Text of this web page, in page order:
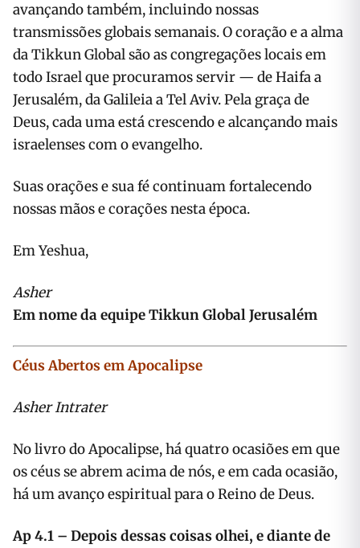
avançando também, incluindo nossas
transmissões globais semanais. O coração e a alma
da Tikkun Global são as congregações locais em
todo Israel que procuramos servir — de Haifa a
Jerusalém, da Galileia a Tel Aviv. Pela graça de
Deus, cada uma está crescendo e alcançando mais
israelenses com o evangelho.
Suas orações e sua fé continuam fortalecendo
nossas mãos e corações nesta época.
Em Yeshua,
Asher
Em nome da equipe Tikkun Global Jerusalém
Céus Abertos em Apocalipse
Asher Intrater
No livro do Apocalipse, há quatro ocasiões em que
os céus se abrem acima de nós, e em cada ocasião,
há um avanço espiritual para o Reino de Deus.
Ap 4.1 – Depois dessas coisas olhei, e diante de